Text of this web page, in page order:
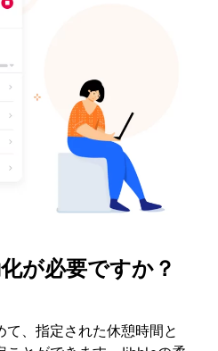
が必要ですか？
、指定された休憩時間と